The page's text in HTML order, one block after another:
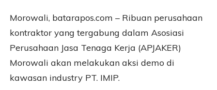
Morowali, batarapos.com – Ribuan perusahaan
kontraktor yang tergabung dalam Asosiasi
Perusahaan Jasa Tenaga Kerja (APJAKER)
Morowali akan melakukan aksi demo di
kawasan industry PT. IMIP.